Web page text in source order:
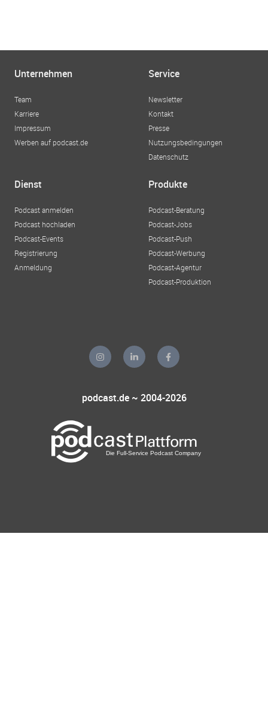
Unternehmen
Team
Karriere
Impressum
Werben auf podcast.de
Service
Newsletter
Kontakt
Presse
Nutzungsbedingungen
Datenschutz
Dienst
Podcast anmelden
Podcast hochladen
Podcast-Events
Registrierung
Anmeldung
Produkte
Podcast-Beratung
Podcast-Jobs
Podcast-Push
Podcast-Werbung
Podcast-Agentur
Podcast-Produktion
podcast.de ~ 2004-2026